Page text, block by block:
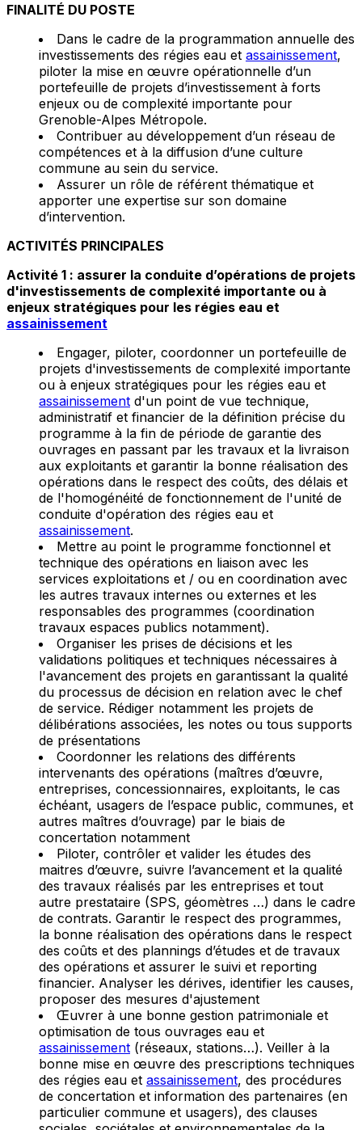
FINALITÉ DU POSTE
Dans le cadre de la programmation annuelle des
investissements des régies eau et assainissement,
piloter la mise en œuvre opérationnelle d’un
portefeuille de projets d’investissement à forts
enjeux ou de complexité importante pour
Grenoble-Alpes Métropole.
Contribuer au développement d’un réseau de
compétences et à la diffusion d’une culture
commune au sein du service.
Assurer un rôle de référent thématique et
apporter une expertise sur son domaine
d’intervention.
ACTIVITÉS PRINCIPALES
Activité 1 : assurer la conduite d’opérations de projets
d'investissements de complexité importante ou à
enjeux stratégiques pour les régies eau et
assainissement
Engager, piloter, coordonner un portefeuille de
projets d'investissements de complexité importante
ou à enjeux stratégiques pour les régies eau et
assainissement d'un point de vue technique,
administratif et financier de la définition précise du
programme à la fin de période de garantie des
ouvrages en passant par les travaux et la livraison
aux exploitants et garantir la bonne réalisation des
opérations dans le respect des coûts, des délais et
de l'homogénéité de fonctionnement de l'unité de
conduite d'opération des régies eau et
assainissement.
Mettre au point le programme fonctionnel et
technique des opérations en liaison avec les
services exploitations et / ou en coordination avec
les autres travaux internes ou externes et les
responsables des programmes (coordination
travaux espaces publics notamment).
Organiser les prises de décisions et les
validations politiques et techniques nécessaires à
l'avancement des projets en garantissant la qualité
du processus de décision en relation avec le chef
de service. Rédiger notamment les projets de
délibérations associées, les notes ou tous supports
de présentations
Coordonner les relations des différents
intervenants des opérations (maîtres d’œuvre,
entreprises, concessionnaires, exploitants, le cas
échéant, usagers de l’espace public, communes, et
autres maîtres d’ouvrage) par le biais de
concertation notamment
Piloter, contrôler et valider les études des
maitres d’œuvre, suivre l’avancement et la qualité
des travaux réalisés par les entreprises et tout
autre prestataire (SPS, géomètres …) dans le cadre
de contrats. Garantir le respect des programmes,
la bonne réalisation des opérations dans le respect
des coûts et des plannings d’études et de travaux
des opérations et assurer le suivi et reporting
financier. Analyser les dérives, identifier les causes,
proposer des mesures d'ajustement
Œuvrer à une bonne gestion patrimoniale et
optimisation de tous ouvrages eau et
assainissement (réseaux, stations…). Veiller à la
bonne mise en œuvre des prescriptions techniques
des régies eau et assainissement, des procédures
de concertation et information des partenaires (en
particulier commune et usagers), des clauses